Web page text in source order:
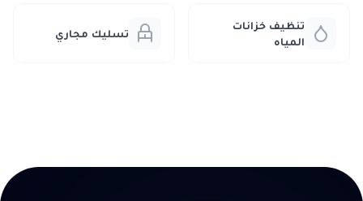
تنظيف خزانات
المياه
تسليك مجاري